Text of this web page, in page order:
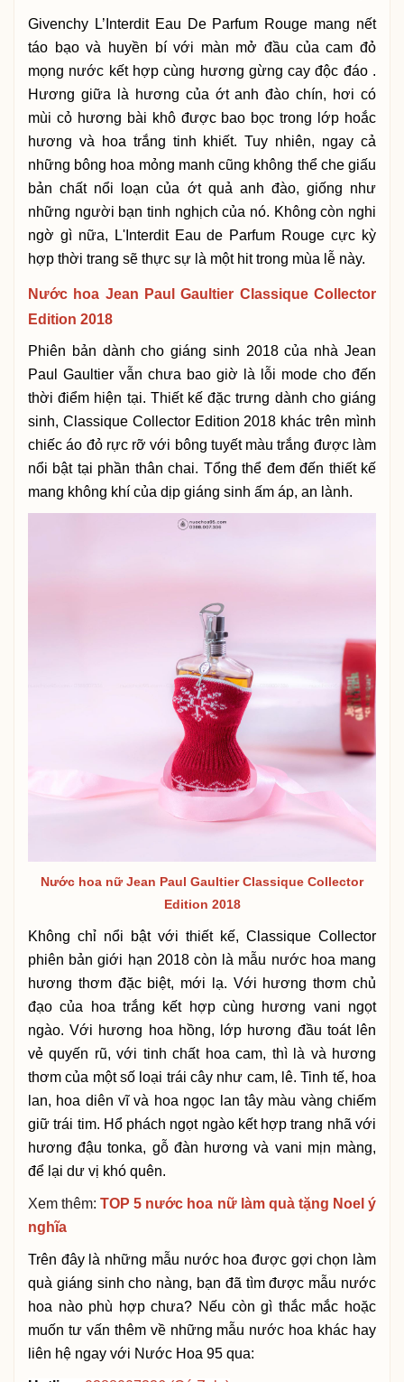
Givenchy L’Interdit Eau De Parfum Rouge mang nết
táo bạo và huyền bí với màn mở đầu của cam đỏ
mọng nước kết hợp cùng hương gừng cay độc đáo .
Hương giữa là hương của ớt anh đào chín, hơi có
mùi cỏ hương bài khô được bao bọc trong lớp hoắc
hương và hoa trắng tinh khiết. Tuy nhiên, ngay cả
những bông hoa mỏng manh cũng không thể che giấu
bản chất nổi loạn của ớt quả anh đào, giống như
những người bạn tinh nghịch của nó. Không còn nghi
ngờ gì nữa, L'Interdit Eau de Parfum Rouge cực kỳ
hợp thời trang sẽ thực sự là một hit trong mùa lễ này.
Nước hoa Jean Paul Gaultier Classique Collector
Edition 2018
Phiên bản dành cho giáng sinh 2018 của nhà Jean
Paul Gaultier vẫn chưa bao giờ là lỗi mode cho đến
thời điểm hiện tại. Thiết kế đặc trưng dành cho giáng
sinh, Classique Collector Edition 2018 khác trên mình
chiếc áo đỏ rực rỡ với bông tuyết màu trắng được làm
nổi bật tại phần thân chai. Tổng thể đem đến thiết kế
mang không khí của dịp giáng sinh ấm áp, an lành.
Nước hoa nữ Jean Paul Gaultier Classique Collector
Edition 2018
Không chỉ nổi bật với thiết kế, Classique Collector
phiên bản giới hạn 2018 còn là mẫu nước hoa mang
hương thơm đặc biệt, mới lạ. Với hương thơm chủ
đạo của hoa trắng kết hợp cùng hương vani ngọt
ngào. Với hương hoa hồng, lớp hương đầu toát lên
vẻ quyến rũ, với tinh chất hoa cam, thì là và hương
thơm của một số loại trái cây như cam, lê. Tinh tế, hoa
lan, hoa diên vĩ và hoa ngọc lan tây màu vàng chiếm
giữ trái tim. Hổ phách ngọt ngào kết hợp trang nhã với
hương đậu tonka, gỗ đàn hương và vani mịn màng,
để lại dư vị khó quên.
Xem thêm:TOP 5 nước hoa nữ làm quà tặng Noel ý
nghĩa
Trên đây là những mẫu nước hoa được gợi chọn làm
quà giáng sinh cho nàng, bạn đã tìm được mẫu nước
hoa nào phù hợp chưa? Nếu còn gì thắc mắc hoặc
muốn tư vấn thêm về những mẫu nước hoa khác hay
liên hệ ngay với Nước Hoa 95 qua: